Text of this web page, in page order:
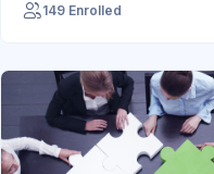
149 Enrolled